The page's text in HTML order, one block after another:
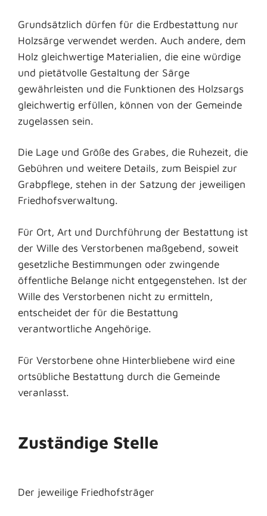
Grundsätzlich dürfen für die Erdbestattung nur
Holzsärge verwendet werden. Auch andere, dem
Holz gleichwertige Materialien, die eine würdige
und pietätvolle Gestaltung der Särge
gewährleisten und die Funktionen des Holzsargs
gleichwertig erfüllen, können von der Gemeinde
zugelassen sein.
Die Lage und Größe des Grabes, die Ruhezeit, die
Gebühren und weitere Details, zum Beispiel zur
Grabpflege, stehen in der Satzung der jeweiligen
Friedhofsverwaltung.
Für Ort, Art und Durchführung der Bestattung ist
der Wille des Verstorbenen maßgebend, soweit
gesetzliche Bestimmungen oder zwingende
öffentliche Belange nicht entgegenstehen. Ist der
Wille des Verstorbenen nicht zu ermitteln,
entscheidet der für die Bestattung
verantwortliche Angehörige.
Für Verstorbene ohne Hinterbliebene wird eine
ortsübliche Bestattung durch die Gemeinde
veranlasst.
Zuständige Stelle
Der jeweilige Friedhofsträger